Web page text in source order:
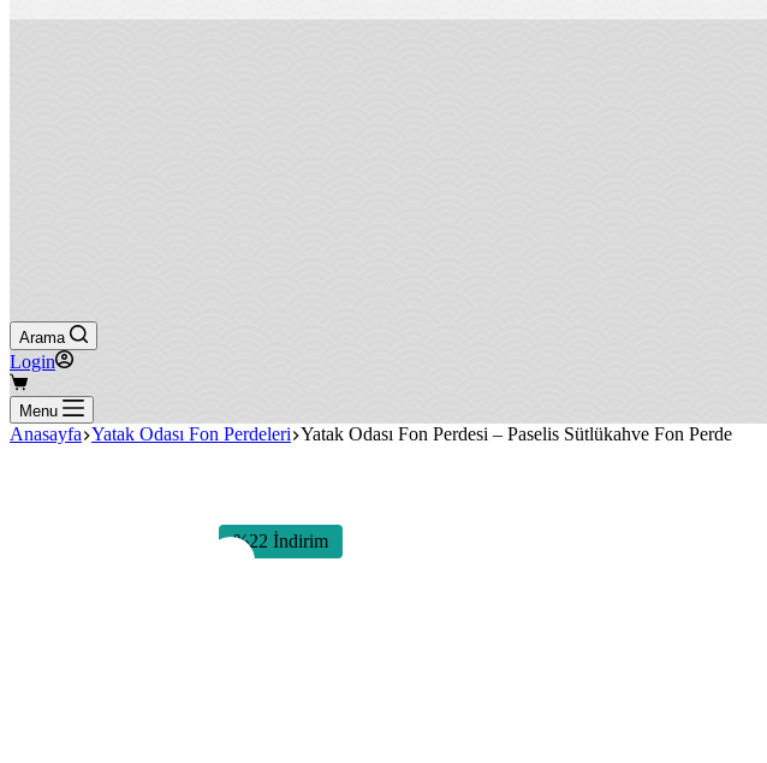
Arama
Login
Shopping
cartMenu
Anasayfa Yatak Odası Fon Perdeleri Yatak Odası Fon Perdesi – Paselis Sütlükahve Fon Perde
%22 İndirim